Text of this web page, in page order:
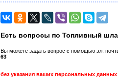
Есть вопросы по Топливный
Вы можете задать вопрос с помощью эл.
63
без указания ваших персональных данных